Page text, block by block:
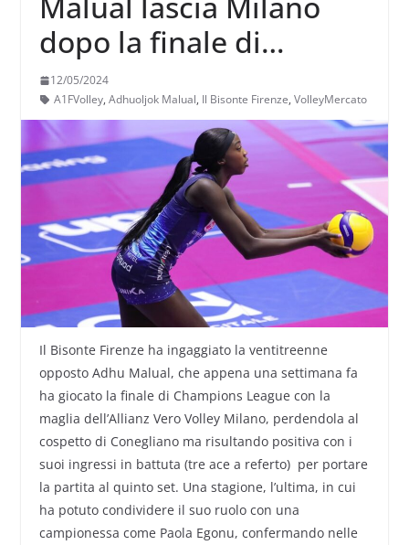
dopo la finale di
Champions: giocherà
con la maglia de Il
Bisonte
12/05/2024
A1FVolley, Adhuoljok Malual, Il Bisonte Firenze, VolleyMercato
Il Bisonte Firenze ha ingaggiato la ventitreenne
opposto Adhu Malual, che appena una settimana fa
ha giocato la finale di Champions League con la
maglia dell’Allianz Vero Volley Milano, perdendola al
cospetto di Conegliano ma risultando positiva con i
suoi ingressi in battuta (tre ace a referto) per portare
la partita al quinto set. Una stagione, l’ultima, in cui
ha potuto condividere il suo ruolo con una
campionessa come Paola Egonu, confermando nelle